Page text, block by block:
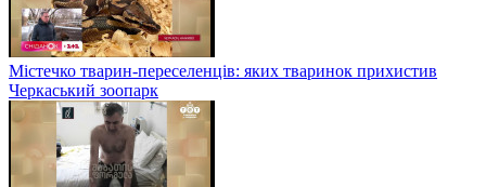
Містечко тварин-переселенців: яких тваринок прихистив
Черкаський зоопарк